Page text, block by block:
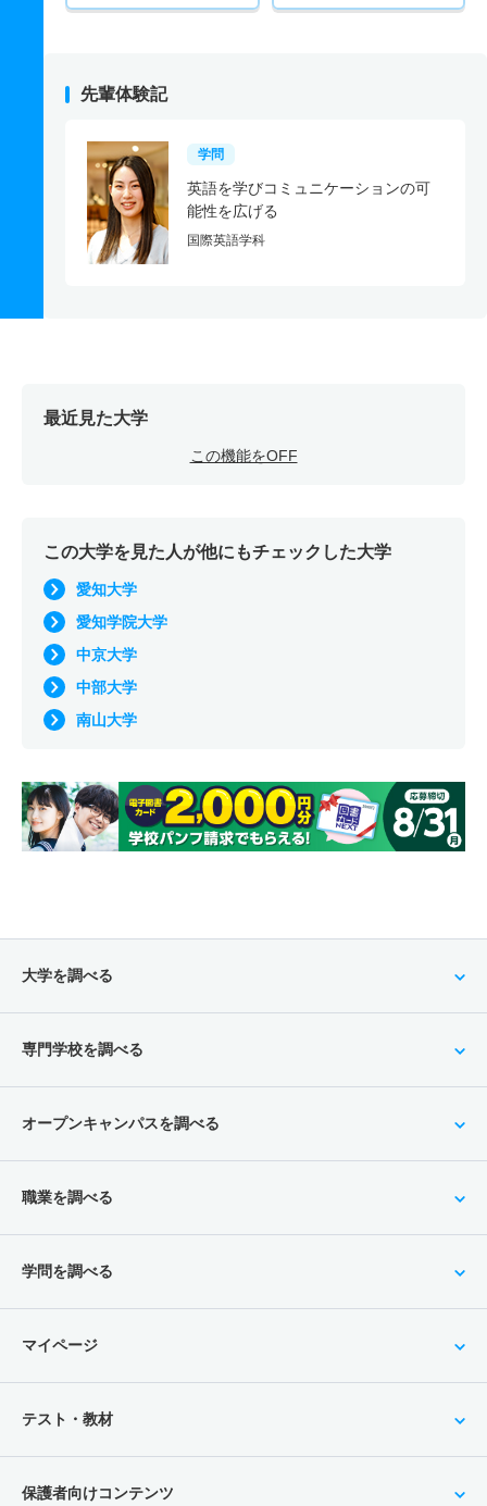
先輩体験記
学問
英語を学びコミュニケーションの可
能性を広げる
国際英語学科
最近見た大学
この機能をOFF
この大学を見た人が他にもチェックした大学
愛知大学
愛知学院大学
中京大学
中部大学
南山大学
大学を調べる
専門学校を調べる
オープンキャンパスを調べる
職業を調べる
学問を調べる
マイページ
テスト・教材
保護者向けコンテンツ